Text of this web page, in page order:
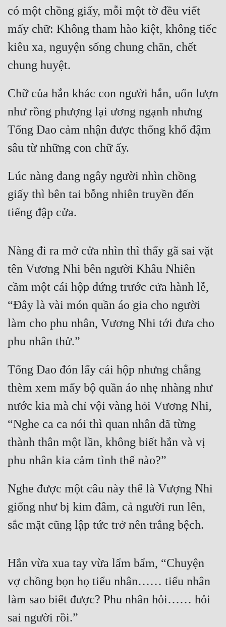
có một chồng giấy, mỗi một tờ đều viết
mấy chữ: Không tham hào kiệt, không tiếc
kiêu xa, nguyện sống chung chăn, chết
chung huyệt.
Chữ của hắn khác con người hắn, uốn lượn
như rồng phượng lại ương ngạnh nhưng
Tống Dao cảm nhận được thống khổ đậm
sâu từ những con chữ ấy.
Lúc nàng đang ngây người nhìn chồng
giấy thì bên tai bỗng nhiên truyền đến
tiếng đập cửa.
Nàng đi ra mở cửa nhìn thì thấy gã sai vặt
tên Vương Nhi bên người Khâu Nhiên
cầm một cái hộp đứng trước cửa hành lễ,
“Đây là vài món quần áo gia cho người
làm cho phu nhân, Vương Nhi tới đưa cho
phu nhân thử.”
Tống Dao đón lấy cái hộp nhưng chẳng
thèm xem mấy bộ quần áo nhẹ nhàng như
nước kia mà chỉ vội vàng hỏi Vương Nhi,
“Nghe ca ca nói thì quan nhân đã từng
thành thân một lần, không biết hắn và vị
phu nhân kia cảm tình thế nào?”
Nghe được một câu này thế là Vượng Nhi
giống như bị kim đâm, cả người run lên,
sắc mặt cũng lập tức trở nên trắng bệch.
Hắn vừa xua tay vừa lẩm bẩm, “Chuyện
vợ chồng bọn họ tiểu nhân…… tiểu nhân
làm sao biết được? Phu nhân hỏi…… hỏi
sai người rồi.”